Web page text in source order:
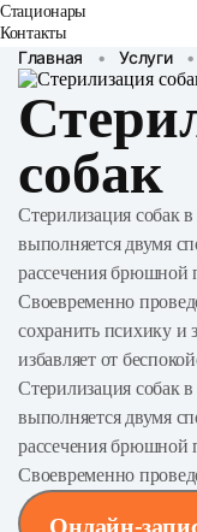
Стационары
Контакты
Главная • Услуги •
собак
Стерилизация собак
выполняется двумя
рассечения брюшной
Своевременно
сохранить психику и
избавляет от
Стерилизация собак
выполняется двумя
рассечения брюшной
Своевременно
Онлайн-